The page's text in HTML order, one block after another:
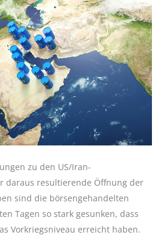
zu den US/Iran-
daraus resultierende Öffnung der
sind die börsengehandelten
Tagen so stark gesunken, dass
Vorkriegsniveau erreicht haben.